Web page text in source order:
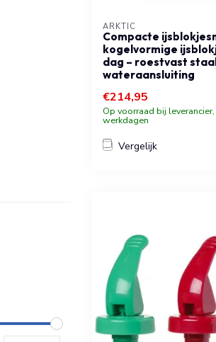
ARKTIC
Compacte
kogelvormige
dag – roestvast
wateraansluiting
€214,95
Op voorraad bij
werkdagen
Vergelijk